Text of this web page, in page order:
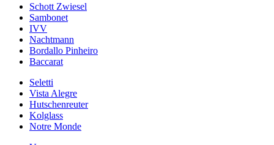
Schott Zwiesel
Sambonet
IVV
Nachtmann
Bordallo Pinheiro
Baccarat
Seletti
Vista Alegre
Hutschenreuter
Kolglass
Notre Monde